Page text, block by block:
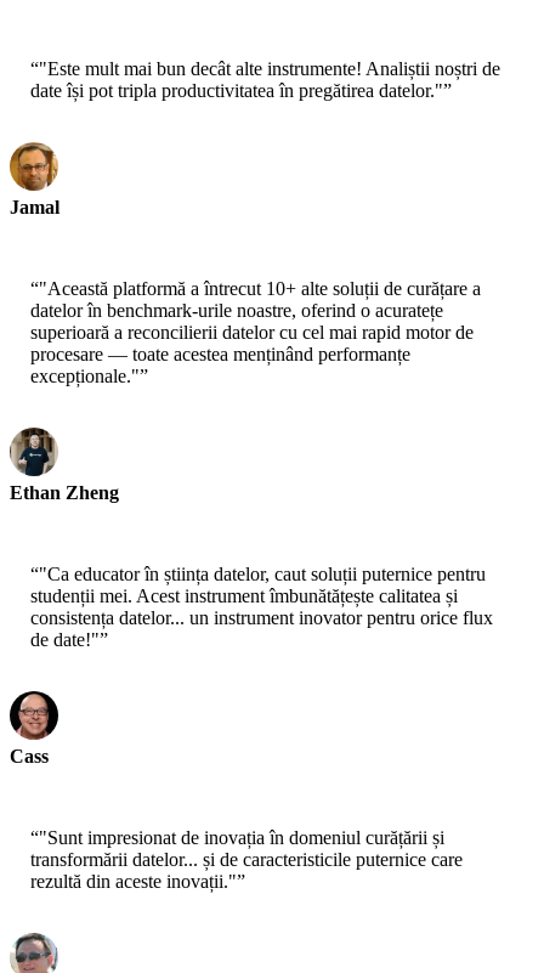
“"Este mult mai bun decât alte instrumente! Analiștii noștri de
date își pot tripla productivitatea în pregătirea datelor."”
Jamal
“"Această platformă a întrecut 10+ alte soluții de curățare a
datelor în benchmark-urile noastre, oferind o acuratețe
superioară a reconcilierii datelor cu cel mai rapid motor de
procesare — toate acestea menținând performanțe
excepționale."”
Ethan Zheng
“"Ca educator în știința datelor, caut soluții puternice pentru
studenții mei. Acest instrument îmbunătățește calitatea și
consistența datelor... un instrument inovator pentru orice flux
de date!"”
Cass
“"Sunt impresionat de inovația în domeniul curățării și
transformării datelor... și de caracteristicile puternice care
rezultă din aceste inovații."”